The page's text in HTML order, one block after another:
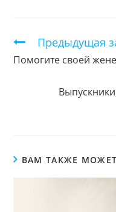
Продолжить
чтение
Предыдущая
Помогите своей
ВАМ ТАКЖЕ